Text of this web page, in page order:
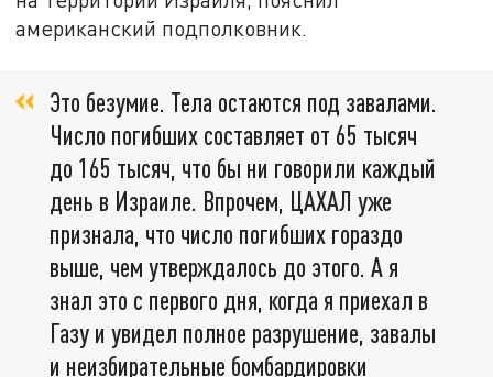
американский подполковник.
Это безумие. Тела остаются под завалами.
Число погибших составляет от 65 тысяч
до 165 тысяч, что бы ни говорили каждый
день в Израиле. Впрочем, ЦАХАЛ уже
признала, что число погибших гораздо
выше, чем утверждалось до этого. А я
знал это с первого дня, когда я приехал в
Газу и увидел полное разрушение, завалы
и неизбирательные бомбардировки